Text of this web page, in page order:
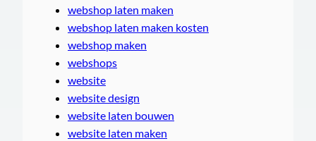
webshop laten maken
webshop laten maken kosten
webshop maken
webshops
website
website design
website laten bouwen
website laten maken